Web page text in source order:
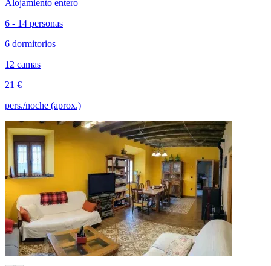
Alojamiento entero
6 - 14 personas
6 dormitorios
12 camas
21 €
pers./noche (aprox.)